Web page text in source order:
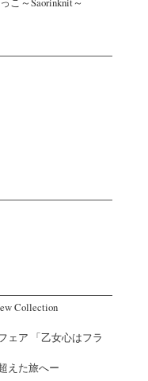
Collection
ェア 「乙女心はフラ
えた旅へー